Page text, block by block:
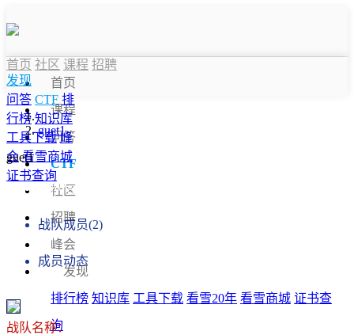
首页
课程
问答
CTF
社区
招聘
峰会
发现
排行榜 知识库 工具下载 看雪20年 看雪商城 证书查
询
首页 社区 课程 招聘
发现
问答 CTF 排
行榜 知识库
工具下载 峰
会 看雪商城
证书查询
guet1
guet1
战队信息
战队成员(2)
成员动态
战队名称：